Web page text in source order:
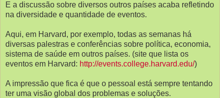
E a discussão sobre diversos outros países acaba refletindo
na diversidade e quantidade de eventos.
Aqui, em Harvard, por exemplo, todas as semanas há
diversas palestras e conferências sobre política, economia,
sistema de saúde em outros países. (site que lista os
eventos em Harvard: http://events.college.harvard.edu/)
A impressão que fica é que o pessoal está sempre tentando
ter uma visão global dos problemas e soluções.